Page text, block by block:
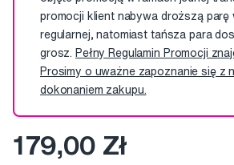
promocji klient nabywa droższą parę
regularnej, natomiast tańsza para
grosz. Pełny Regulamin Promocji
Prosimy o uważne zapoznanie się z
dokonaniem zakupu.
179,00 Zł